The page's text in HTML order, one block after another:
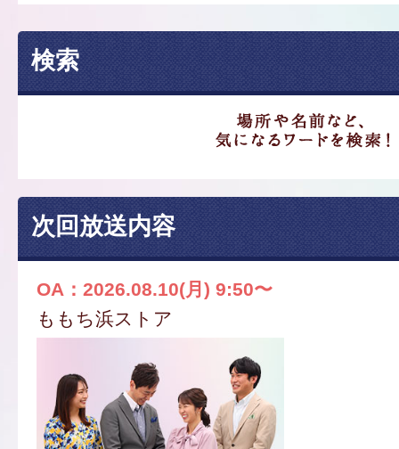
検索
次回放送内容
OA：2026.08.10(月) 9:50〜
ももち浜ストア